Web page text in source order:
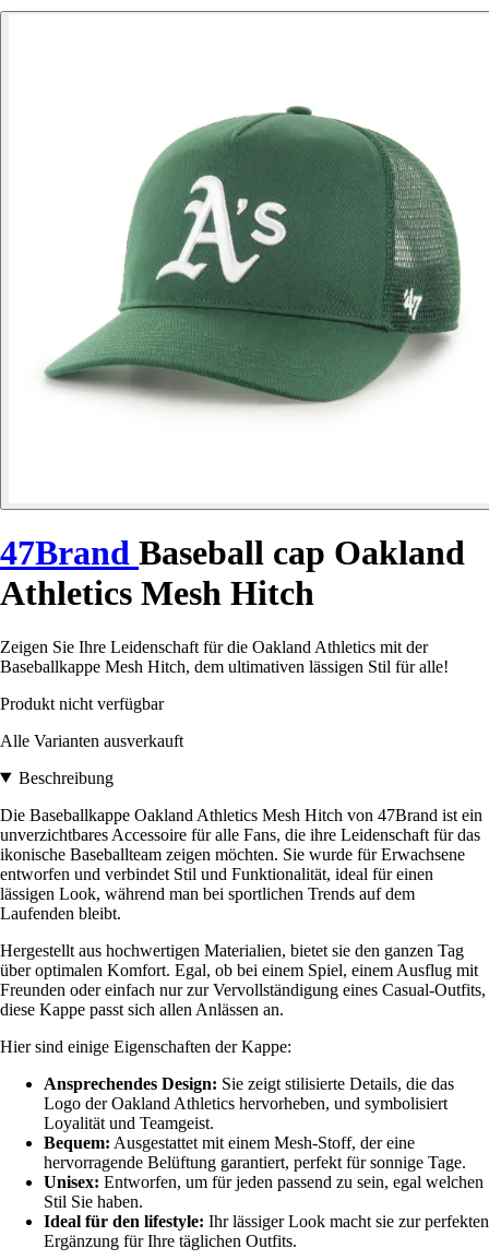
47Brand Baseball cap Oakland
Athletics Mesh Hitch
Zeigen Sie Ihre Leidenschaft für die Oakland Athletics mit der
Baseballkappe Mesh Hitch, dem ultimativen lässigen Stil für alle!
Produkt nicht verfügbar
Alle Varianten ausverkauft
Beschreibung
Die Baseballkappe Oakland Athletics Mesh Hitch von 47Brand ist ein
unverzichtbares Accessoire für alle Fans, die ihre Leidenschaft für das
ikonische Baseballteam zeigen möchten. Sie wurde für Erwachsene
entworfen und verbindet Stil und Funktionalität, ideal für einen
lässigen Look, während man bei sportlichen Trends auf dem
Laufenden bleibt.
Hergestellt aus hochwertigen Materialien, bietet sie den ganzen Tag
über optimalen Komfort. Egal, ob bei einem Spiel, einem Ausflug mit
Freunden oder einfach nur zur Vervollständigung eines Casual-Outfits,
diese Kappe passt sich allen Anlässen an.
Hier sind einige Eigenschaften der Kappe:
Ansprechendes Design: Sie zeigt stilisierte Details, die das
Logo der Oakland Athletics hervorheben, und symbolisiert
Loyalität und Teamgeist.
Bequem: Ausgestattet mit einem Mesh-Stoff, der eine
hervorragende Belüftung garantiert, perfekt für sonnige Tage.
Unisex: Entworfen, um für jeden passend zu sein, egal welchen
Stil Sie haben.
Ideal für den lifestyle: Ihr lässiger Look macht sie zur perfekten
Ergänzung für Ihre täglichen Outfits.